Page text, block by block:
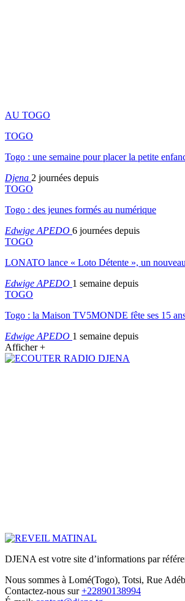
AU TOGO
TOGO
Togo : une semaine pour placer la petite
Djena 2 journées depuis
TOGO
Togo : des jeunes formés au numérique
Edwige APEDO 6 journées depuis
TOGO
LONATO lance « Loto Détente », un
Edwige APEDO 1 semaine depuis
TOGO
Togo : la Maison TV5MONDE fête ses 15
Edwige APEDO 1 semaine depuis
Afficher +
DJENA est votre site d’informations par
Nous sommes à Lomé(Togo), Totsi, Rue
Contactez-nous sur+22890138994